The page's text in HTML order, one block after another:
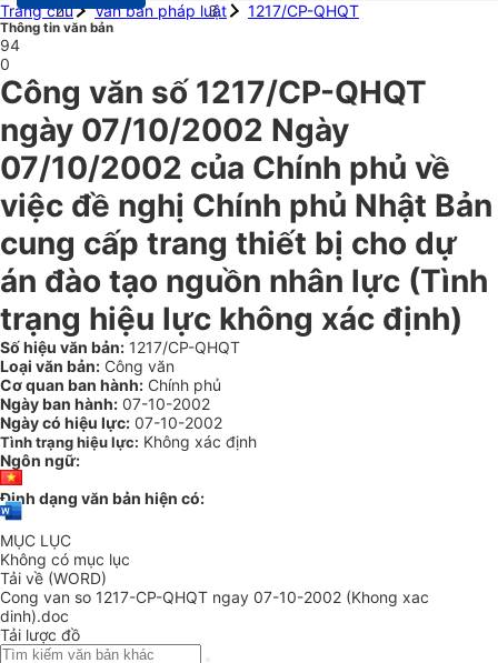
Trang chủ
Văn bản pháp luật 1217/CP-QHQT
Thông tin văn bản
94
0
Công văn số 1217/CP-QHQT
ngày 07/10/2002 Ngày
07/10/2002 của Chính phủ về
việc đề nghị Chính phủ Nhật Bản
cung cấp trang thiết bị cho dự
án đào tạo nguồn nhân lực (Tình
trạng hiệu lực không xác định)
Số hiệu văn bản: 1217/CP-QHQT
Loại văn bản: Công văn
Cơ quan ban hành: Chính phủ
Ngày ban hành: 07-10-2002
Ngày có hiệu lực: 07-10-2002
Tình trạng hiệu lực: Không xác định
Ngôn ngữ:
Định dạng văn bản hiện có:
MỤC LỤC
Không có mục lục
Tải về (WORD)
Cong van so 1217-CP-QHQT ngay 07-10-2002 (Khong xac
dinh).doc
Tải lược đồ